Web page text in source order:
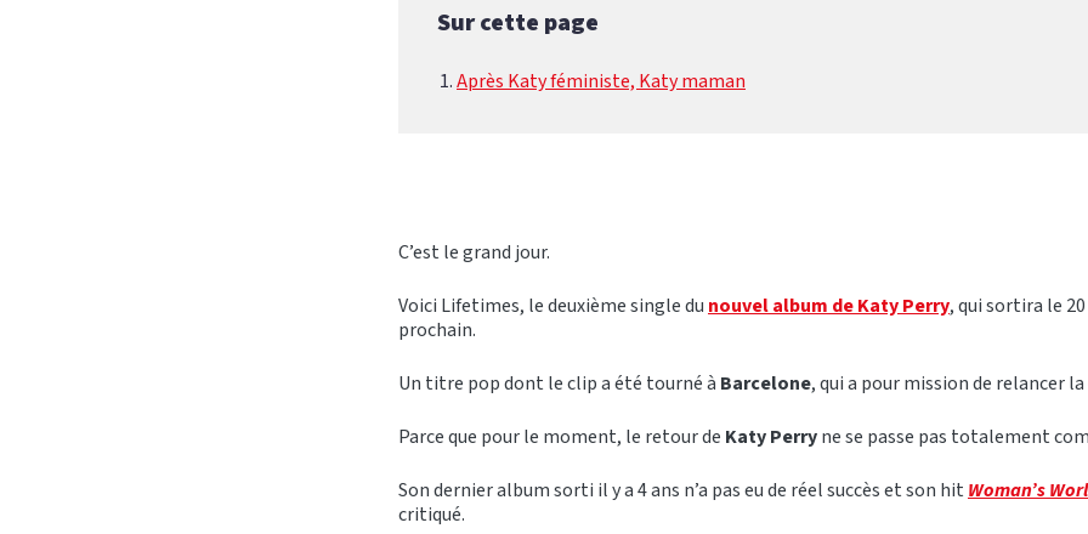
Sur cette page
Après Katy féministe, Katy maman
C’est le grand jour.
Voici Lifetimes, le deuxième single du nouvel album de Katy Perry, qui sortira le
prochain.
Un titre pop dont le clip a été tourné à Barcelone, qui a pour mission de relancer
Parce que pour le moment, le retour de Katy Perryne se passe pas totalement
Son dernier album sorti il y a 4 ans n’a pas eu de réel succès et son hit Woman’s
critiqué.